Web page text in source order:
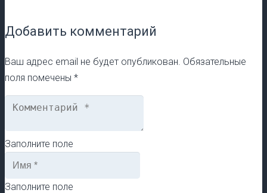
Добавить комментарий
Ваш адрес email не будет опубликован. Обязательные
поля помечены *
Заполните поле
Заполните поле